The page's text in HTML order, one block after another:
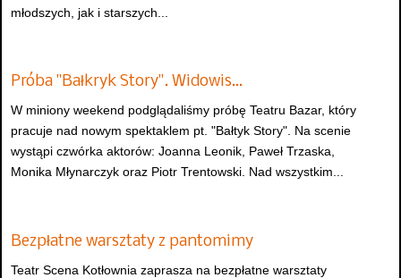
młodszych, jak i starszych...
Próba "Bałkryk Story". Widowis…
W miniony weekend podglądaliśmy próbę Teatru Bazar, który
pracuje nad nowym spektaklem pt. "Bałtyk Story". Na scenie
wystąpi czwórka aktorów: Joanna Leonik, Paweł Trzaska,
Monika Młynarczyk oraz Piotr Trentowski. Nad wszystkim...
Bezpłatne warsztaty z pantomimy
Teatr Scena Kotłownia zaprasza na bezpłatne warsztaty